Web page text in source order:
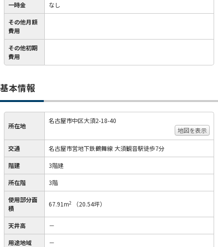
一時金 なし
その他月額
費用
その他初期
費用
基本情報
所在地
名古屋市中区大須2-18-40
地図を表示
交通 名古屋市営地下鉄鶴舞線 大須観音駅徒歩7分
階建 3階建
所在階 3階
使用部分面
積
67.91m2 （20.54坪）
天井高 －
用途地域 －